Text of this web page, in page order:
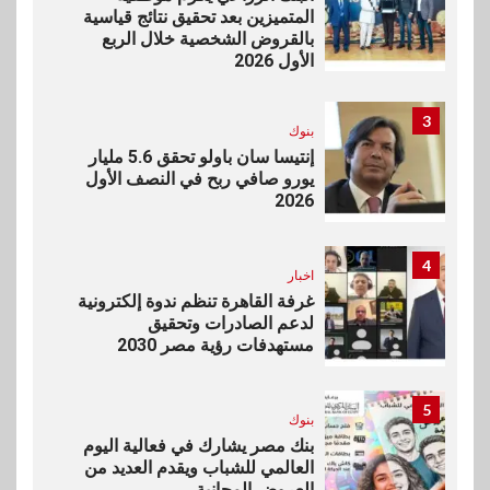
المتميزين بعد تحقيق نتائج قياسية
بالقروض الشخصية خلال الربع
الأول 2026
3
بنوك
إنتيسا سان باولو تحقق 5.6 مليار
يورو صافي ربح في النصف الأول
2026
4
اخبار
غرفة القاهرة تنظم ندوة إلكترونية
لدعم الصادرات وتحقيق
مستهدفات رؤية مصر 2030
5
بنوك
بنك مصر يشارك في فعالية اليوم
العالمي للشباب ويقدم العديد من